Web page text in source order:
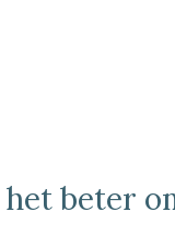
beter